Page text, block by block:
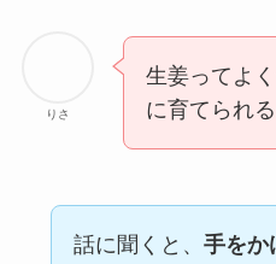
りさ
生姜ってよ
に育てられ
話に聞くと、 手をか